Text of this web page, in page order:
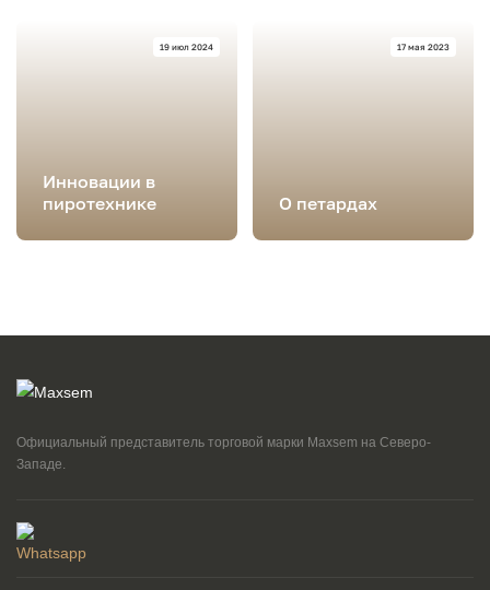
19 июл 2024
Инновации в
пиротехнике
17 мая 2023
О петардах
Официальный представитель торговой марки Maxsem на Северо-
Западе.